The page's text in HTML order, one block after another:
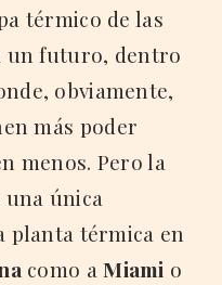
térmico de las
un futuro, dentro
obviamente,
más poder
menos. Pero la
única
planta térmica en
como aMiami o